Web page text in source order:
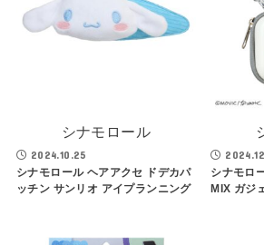
シナモロール
2024.10.25
シナモロール ヘアアクセ ドデカパ
ッチン サンリオ アイプランニング
シナモロ
MIX ガジ